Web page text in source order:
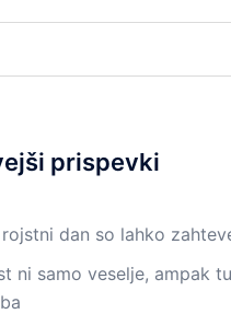
prispevki
dan so lahko
ni samo veselje, ampak